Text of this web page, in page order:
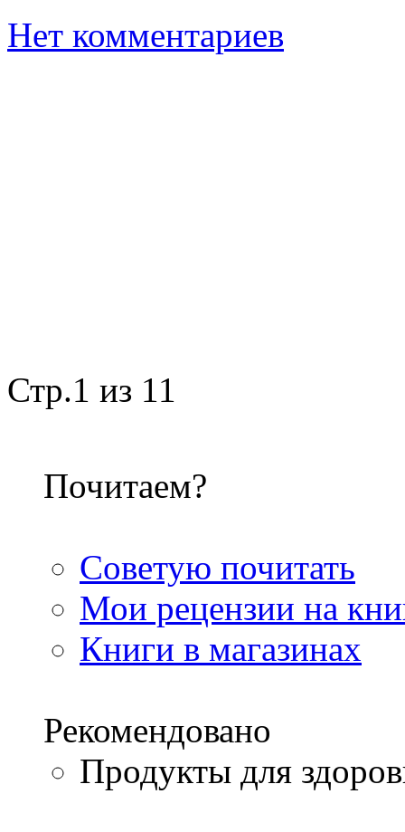
Нет комментариев
Стр.1 из 11
Почитаем?
Советую почитать
Мои рецензии на
Книги в магазинах
Рекомендовано
Продукты для